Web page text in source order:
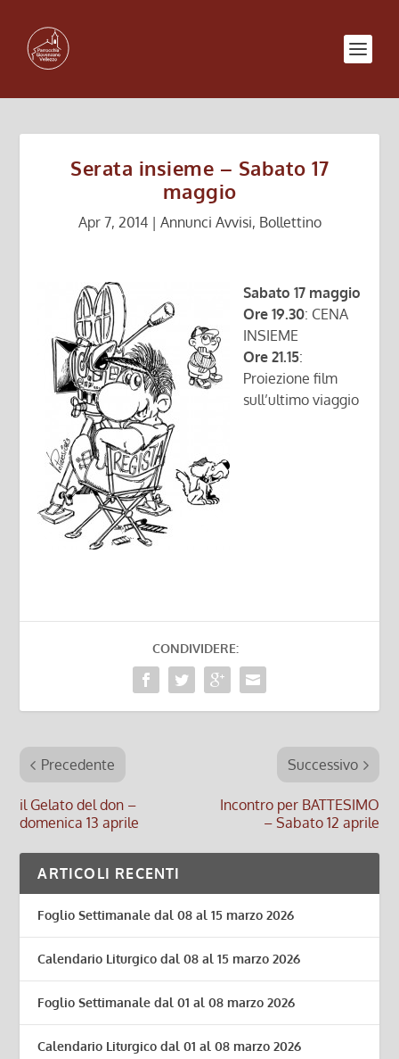
Serata insieme – Sabato 17
maggio
Apr 7, 2014| Annunci Avvisi, Bollettino
Sabato 17 maggio
Ore 19.30: CENA
INSIEME
Ore 21.15:
Proiezione film
sull’ultimo viaggio
CONDIVIDERE:
Precedente
il Gelato del don –
domenica 13 aprile
Successivo
Incontro per BATTESIMO
– Sabato 12 aprile
ARTICOLI RECENTI
Foglio Settimanale dal 08 al 15 marzo 2026
Calendario Liturgico dal 08 al 15 marzo 2026
Foglio Settimanale dal 01 al 08 marzo 2026
Calendario Liturgico dal 01 al 08 marzo 2026